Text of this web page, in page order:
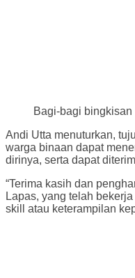
Bagi-bagi
Andi Utta menuturkan,
warga binaan dapat
dirinya, serta dapat
“Terima kasih dan
Lapas, yang telah
skill atau keterampilan